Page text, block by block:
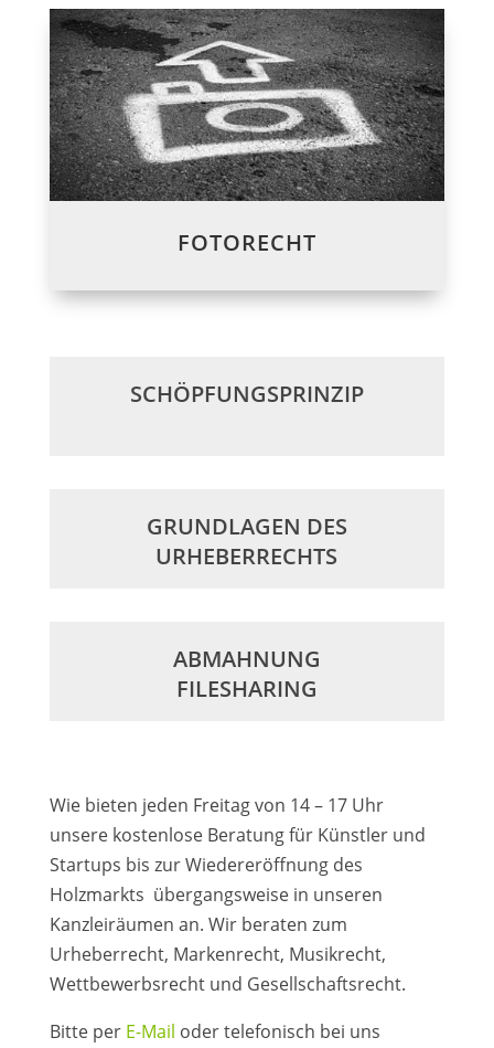
FOTORECHT
SCHÖPFUNGSPRINZIP
GRUNDLAGEN DES
URHEBERRECHTS
ABMAHNUNG
FILESHARING
Wie bieten jeden Freitag von 14 – 17 Uhr
unsere kostenlose Beratung für Künstler und
Startups bis zur Wiedereröffnung des
Holzmarkts übergangsweise in unseren
Kanzleiräumen an. Wir beraten zum
Urheberrecht, Markenrecht, Musikrecht,
Wettbewerbsrecht und Gesellschaftsrecht.
Bitte per E-Mail oder telefonisch bei uns